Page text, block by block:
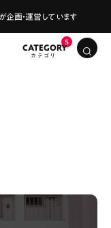
企画・運営しています
CATEGORY
おすすめ